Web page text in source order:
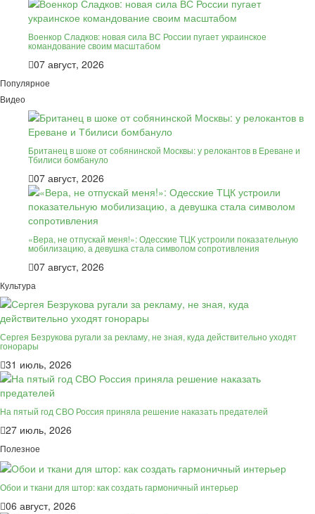
Военкор Сладков: новая сила ВС России пугает украинское
командование своим масштабом
07 август, 2026
Популярное
Видео
Британец в шоке от собянинской Москвы: у релокантов в Ереване и
Тбилиси бомбануло
07 август, 2026
«Вера, не отпускай меня!»: Одесские ТЦК устроили показательную
мобилизацию, а девушка стала символом сопротивления
07 август, 2026
Культура
Сергея Безрукова ругали за рекламу, не зная, куда действительно уходят
гонорары
31 июль, 2026
На пятый год СВО Россия приняла решение наказать предателей
27 июль, 2026
Полезное
Обои и ткани для штор: как создать гармоничный интерьер
06 август, 2026